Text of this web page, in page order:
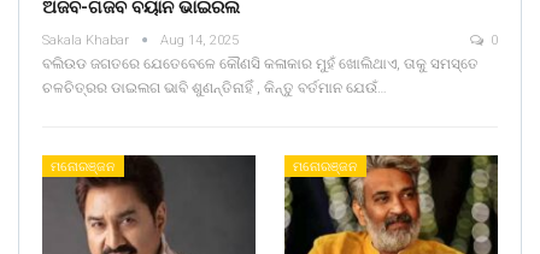
ଅଜବ-ଗଜବ ବୟାନ ଭାଇରଲ
Sakala Khabar Aug 14, 2025 0
ବଲିଉଡ ଜଗତରେ ଯେତେବେଳେ କୌଣସି କଳାକାର ମୁହଁ ଖୋଲିଥାଏ, ତାକୁ ସମସ୍ତେ
ଚଳଚିତ୍ରର ଡାଇଲଗ ଭାବି ଶୁଣନ୍ତିନାହିଁ , କିନ୍ତୁ ବର୍ତମାନ ଯେଉଁ…
ମନୋରଞ୍ଜନ ମନୋରଞ୍ଜନ